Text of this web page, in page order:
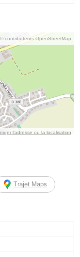
© contributeurs OpenStreetMap
l’adresse ou la localisation
Trajet Maps